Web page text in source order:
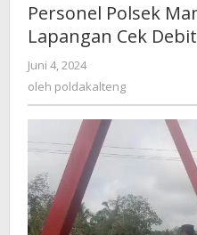
Personel Polsek
Lapangan Cek
Juni 4, 2024
poldakalteng
oleh poldakalteng